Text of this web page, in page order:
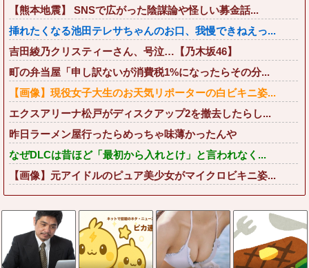
【熊本地震】 SNSで広がった陰謀論や怪しい募金話...
挿れたくなる池田テレサちゃんのお口、我慢できねえっ...
吉田綾乃クリスティーさん、号泣…【乃木坂46】
町の弁当屋「申し訳ないが消費税1%になったらその分...
【画像】現役女子大生のお天気リポーターの白ビキニ姿...
エクスアリーナ松戸がディスクアップ2を撤去したらし...
昨日ラーメン屋行ったらめっちゃ味薄かったんや
なぜDLCは昔ほど「最初から入れとけ」と言われなく...
【画像】元アイドルのピュア美少女がマイクロビキニ姿...